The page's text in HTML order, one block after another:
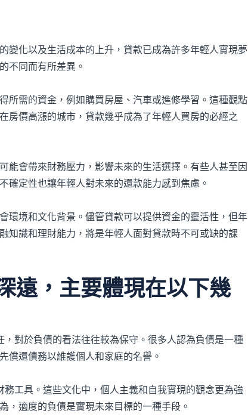
變化以及生活成本的上升，貸款已成為許多年輕人實現夢
不同而有所差異。
所需的資金，例如購買房屋、汽車或進修學習。這種觀點
房價高漲的城市，貸款幾乎成為了年輕人買房的必經之
能會帶來財務壓力，影響未來的生活選擇。有些人甚至因
確定性也讓年輕人對未來的還款能力感到焦慮。
環境和文化背景。儘管貸款可以提供資金的靈活性，但年
知識和理財能力，將是年輕人面對貸款時不可或缺的課
遠，主要體現在以下幾
對於負債的看法往往較為保守。很多人認為負債是一種
償還債務以維護個人和家庭的名譽。
工具。這些文化中，個人主義和自我實現的觀念更為強
，適度的負債是實現未來目標的一種手段。